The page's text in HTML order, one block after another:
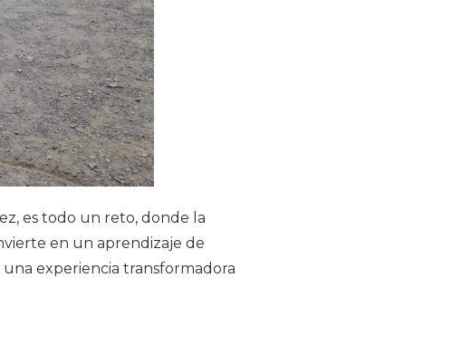
es todo un reto, donde la
en un aprendizaje de
experiencia transformadora